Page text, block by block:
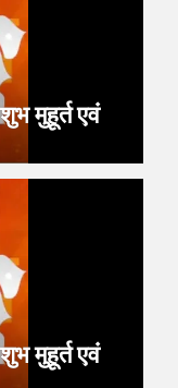
मुहूर्त एवं
मुहूर्त एवं